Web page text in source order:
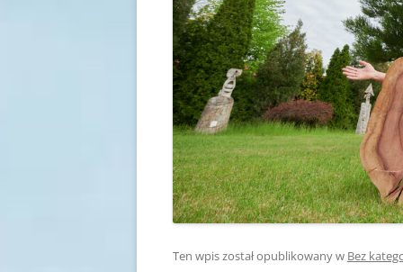
Ten wpis został opublikowany w Bez